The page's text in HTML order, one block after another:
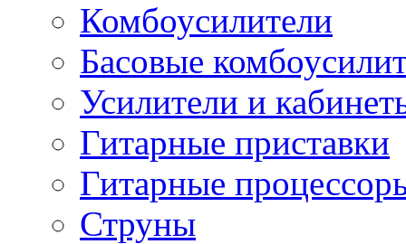
Комбоусилители
Басовые
Усилители и
Гитарные приставки
Гитарные
Струны